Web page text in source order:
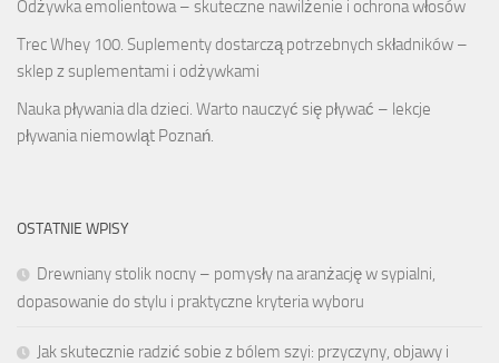
Odżywka emolientowa – skuteczne nawilżenie i ochrona włosów
Trec Whey 100. Suplementy dostarczą potrzebnych składników –
sklep z suplementami i odżywkami
Nauka pływania dla dzieci. Warto nauczyć się pływać – lekcje
pływania niemowląt Poznań.
OSTATNIE WPISY
Drewniany stolik nocny – pomysły na aranżację w sypialni,
dopasowanie do stylu i praktyczne kryteria wyboru
Jak skutecznie radzić sobie z bólem szyi: przyczyny, objawy i